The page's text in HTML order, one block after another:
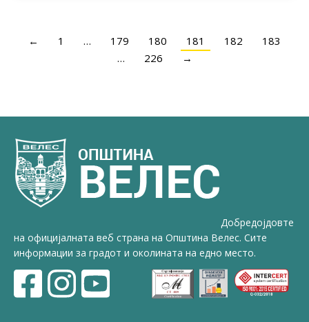
← 1 … 179 180 181 182
183
…
226 →
Добредојдовте
на официјалната веб страна на Општина Велес. Сите
информации за градот и околината на едно место.